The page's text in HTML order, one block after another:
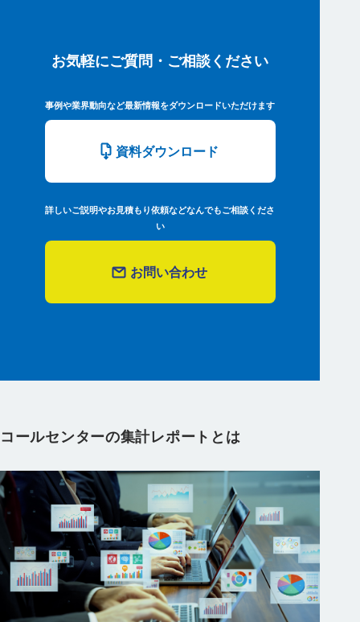
お気軽にご質問・ご相談ください
事例や業界動向など最新情報をダウンロードいただけます
資料ダウンロード
詳しいご説明やお見積もり依頼などなんでもご相談くださ
い
お問い合わせ
コールセンターの集計レポートとは